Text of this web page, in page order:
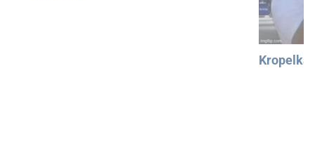
Kropelka